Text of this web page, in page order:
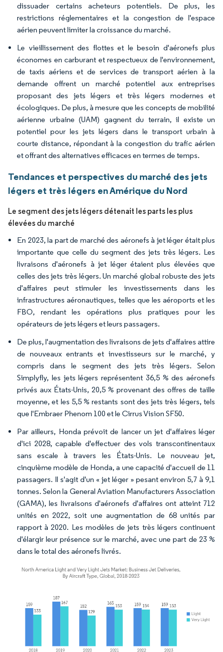
dissuader certains acheteurs potentiels. De plus, les
restrictions réglementaires et la congestion de l'espace
aérien peuvent limiter la croissance du marché.
Le vieillissement des flottes et le besoin d'aéronefs plus
économes en carburant et respectueux de l'environnement,
de taxis aériens et de services de transport aérien à la
demande offrent un marché potentiel aux entreprises
proposant des jets légers et très légers modernes et
écologiques. De plus, à mesure que les concepts de mobilité
aérienne urbaine (UAM) gagnent du terrain, il existe un
potentiel pour les jets légers dans le transport urbain à
courte distance, répondant à la congestion du trafic aérien
et offrant des alternatives efficaces en termes de temps.
Tendances et perspectives du marché des jets
légers et très légers en Amérique du Nord
Le segment des jets légers détenait les parts les plus
élevées du marché
En 2023, la part de marché des aéronefs à jet léger était plus
importante que celle du segment des jets très légers. Les
livraisons d'aéronefs à jet léger étaient plus élevées que
celles des jets très légers. Un marché global robuste des jets
d'affaires peut stimuler les investissements dans les
infrastructures aéronautiques, telles que les aéroports et les
FBO, rendant les opérations plus pratiques pour les
opérateurs de jets légers et leurs passagers.
De plus, l'augmentation des livraisons de jets d'affaires attire
de nouveaux entrants et investisseurs sur le marché, y
compris dans le segment des jets très légers. Selon
Simplyfly, les jets légers représentent 36,5 % des aéronefs
privés aux États-Unis, 20,5 % provenant des offres de taille
moyenne, et les 5,5 % restants sont des jets très légers, tels
que l'Embraer Phenom 100 et le Cirrus Vision SF50.
Par ailleurs, Honda prévoit de lancer un jet d'affaires léger
d'ici 2028, capable d'effectuer des vols transcontinentaux
sans escale à travers les États-Unis. Le nouveau jet,
cinquième modèle de Honda, a une capacité d'accueil de 11
passagers. Il s'agit d'un « jet léger » pesant environ 5,7 à 9,1
tonnes. Selon la General Aviation Manufacturers Association
(GAMA), les livraisons d'aéronefs d'affaires ont atteint 712
unités en 2022, soit une augmentation de 68 unités par
rapport à 2020. Les modèles de jets très légers continuent
d'élargir leur présence sur le marché, avec une part de 23 %
dans le total des aéronefs livrés.